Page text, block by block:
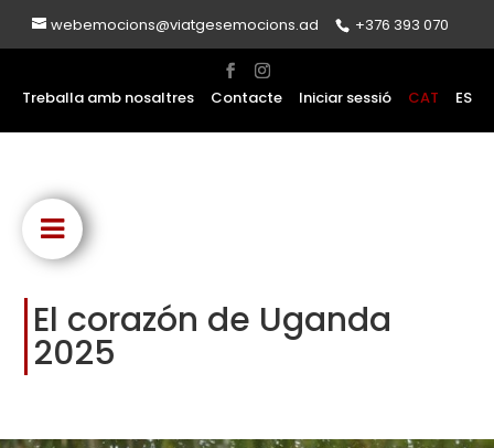
webemocions@viatgesemocions.ad +376 393 070
Treballa amb nosaltres Contacte Iniciar sessió CAT ES
El corazón de Uganda
2025